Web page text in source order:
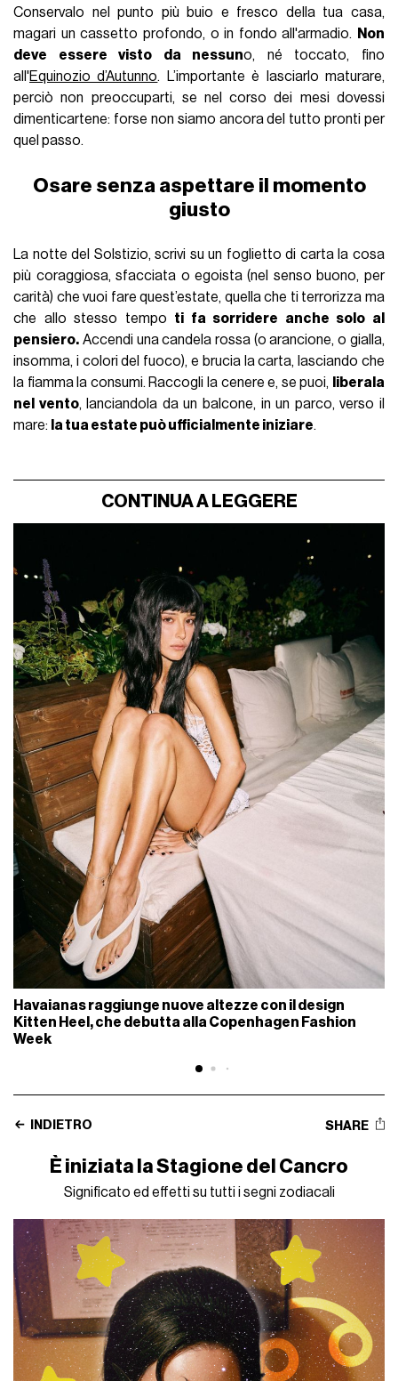
Conservalo nel punto più buio e fresco della tua casa,
magari un cassetto profondo, o in fondo all'armadio.
Non
deve essere visto da nessuno, né toccato, fino
all'Equinozio d’Autunno. L’importante è lasciarlo maturare,
perciò non preoccuparti, se nel corso dei mesi dovessi
dimenticartene: forse non siamo ancora del tutto pronti per
quel passo.
Osare senza aspettare il momento
giusto
La notte del Solstizio, scrivi su un foglietto di carta la cosa
più coraggiosa, sfacciata o egoista (nel senso buono, per
carità) che vuoi fare quest’estate, quella che ti terrorizza ma
che allo stesso tempo ti fa sorridere anche solo al
pensiero. Accendi una candela rossa (o arancione, o gialla,
insomma, i colori del fuoco), e brucia la carta, lasciando che
la fiamma la consumi. Raccogli la cenere e, se puoi,
liberala
nel vento, lanciandola da un balcone, in un parco, verso il
mare: la tua estate può ufficialmente iniziare.
CONTINUA A LEGGERE
Havaianas raggiunge nuove altezze con il design
Kitten Heel, che debutta alla Copenhagen Fashion
Week
INDIETRO SHARE
È iniziata la Stagione del Cancro
Significato ed effetti su tutti i segni zodiacali